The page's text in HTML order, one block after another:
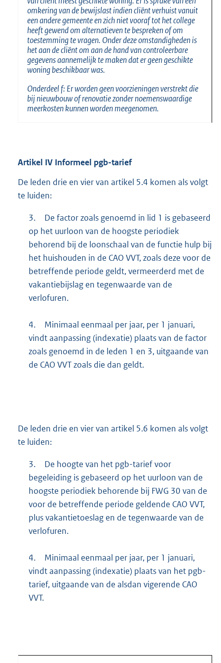
omkering van de bewijslast indien cliënt verhuist vanuit
een andere gemeente en zich niet vooraf tot het college
heeft gewend om alternatieven te bespreken of om
toestemming te vragen. Onder deze omstandigheden is
het aan de cliënt om aan de hand van controleerbare
gegevens aannemelijk te maken dat er geen geschikte
woning beschikbaar was.
Onderdeel f: Er worden geen voorzieningen verstrekt die
bij nieuwbouw of renovatie zonder noemenswaardige
meerkosten kunnen worden meegenomen.
Artikel IV Informeel pgb-tarief
De leden drie en vier van artikel 5.4 komen als volgt
te luiden:
3.
De factor zoals genoemd in lid 1 is gebaseerd
op het uurloon van de hoogste periodiek
behorend bij de loonschaal van de functie hulp bij
het huishouden in de CAO VVT, zoals deze voor de
betreffende periode geldt, vermeerderd met de
vakantiebijslag en tegenwaarde van de
verlofuren.
4.
Minimaal eenmaal per jaar, per 1 januari,
vindt aanpassing (indexatie) plaats van de factor
zoals genoemd in de leden 1 en 3, uitgaande van
de CAO VVT zoals die dan geldt.
De leden drie en vier van artikel 5.6 komen als volgt
te luiden:
3.
De hoogte van het pgb-tarief voor
begeleiding is gebaseerd op het uurloon van de
hoogste periodiek behorende bij FWG 30 van de
voor de betreffende periode geldende CAO VVT,
plus vakantietoeslag en de tegenwaarde van de
verlofuren.
4.
Minimaal eenmaal per jaar, per 1 januari,
vindt aanpassing (indexatie) plaats van het pgb-
tarief, uitgaande van de alsdan vigerende CAO
VVT.